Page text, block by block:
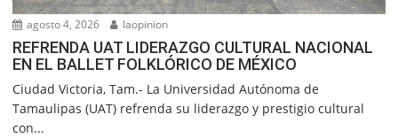
agosto 4, 2026 laopinion
REFRENDA UAT LIDERAZGO CULTURAL NACIONAL
EN EL BALLET FOLKLÓRICO DE MÉXICO
Ciudad Victoria, Tam.- La Universidad Autónoma de
Tamaulipas (UAT) refrenda su liderazgo y prestigio cultural
con...